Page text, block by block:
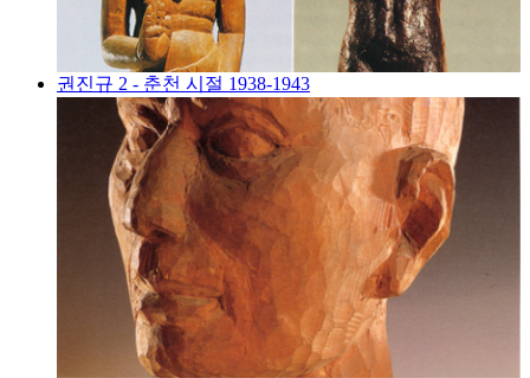
권진규 2 - 춘천 시절 1938-1943